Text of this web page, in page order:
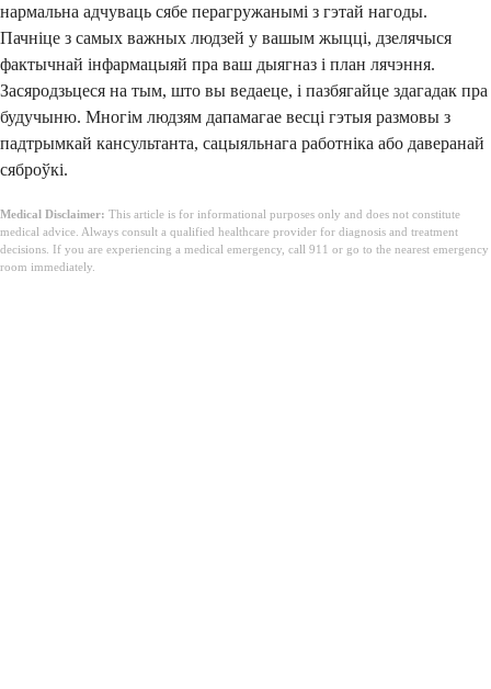
нармальна адчуваць сябе перагружанымі з гэтай нагоды.
Пачніце з самых важных людзей у вашым жыцці, дзелячыся
фактычнай інфармацыяй пра ваш дыягназ і план лячэння.
Засяродзьцеся на тым, што вы ведаеце, і пазбягайце здагадак пра
будучыню. Многім людзям дапамагае весці гэтыя размовы з
падтрымкай кансультанта, сацыяльнага работніка або даверанай
сяброўкі.
Medical Disclaimer: This article is for informational purposes only and does not constitute
medical advice. Always consult a qualified healthcare provider for diagnosis and treatment
decisions. If you are experiencing a medical emergency, call 911 or go to the nearest emergency
room immediately.